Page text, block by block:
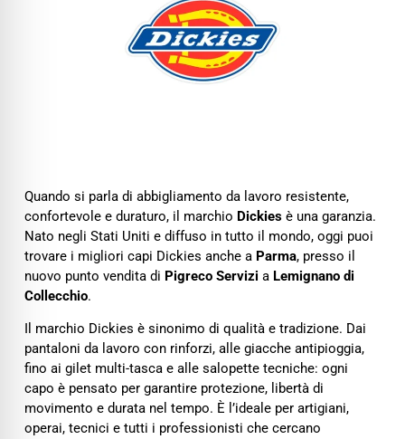
Quando si parla di abbigliamento da lavoro resistente,
confortevole e duraturo, il marchio Dickiesè una garanzia.
Nato negli Stati Uniti e diffuso in tutto il mondo, oggi puoi
trovare i migliori capi Dickies anche a Parma, presso il
nuovo punto vendita di Pigreco Servizi a Lemignano di
Collecchio.
Il marchio Dickies è sinonimo di qualità e tradizione. Dai
pantaloni da lavoro con rinforzi, alle giacche antipioggia,
fino ai gilet multi-tasca e alle salopette tecniche: ogni
capo è pensato per garantire protezione, libertà di
movimento e durata nel tempo. È l’ideale per artigiani,
operai, tecnici e tutti i professionisti che cercano